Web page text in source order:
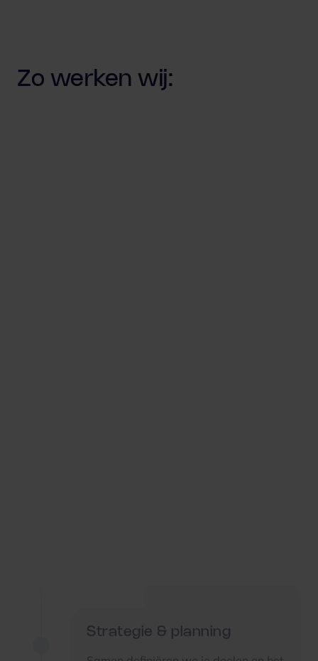
Zo werken wij:
Strategie & planning